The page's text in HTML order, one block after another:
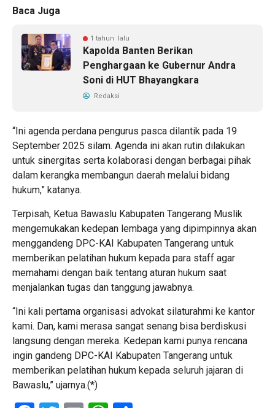
Baca Juga
1 tahun lalu
Kapolda Banten Berikan
Penghargaan ke Gubernur Andra
Soni di HUT Bhayangkara
Redaksi
“Ini agenda perdana pengurus pasca dilantik pada 19
September 2025 silam. Agenda ini akan rutin dilakukan
untuk sinergitas serta kolaborasi dengan berbagai pihak
dalam kerangka membangun daerah melalui bidang
hukum,” katanya.
Terpisah, Ketua Bawaslu Kabupaten Tangerang Muslik
mengemukakan kedepan lembaga yang dipimpinnya akan
menggandeng DPC-KAI Kabupaten Tangerang untuk
memberikan pelatihan hukum kepada para staff agar
memahami dengan baik tentang aturan hukum saat
menjalankan tugas dan tanggung jawabnya.
“Ini kali pertama organisasi advokat silaturahmi ke kantor
kami. Dan, kami merasa sangat senang bisa berdiskusi
langsung dengan mereka. Kedepan kami punya rencana
ingin gandeng DPC-KAI Kabupaten Tangerang untuk
memberikan pelatihan hukum kepada seluruh jajaran di
Bawaslu,” ujarnya.(*)